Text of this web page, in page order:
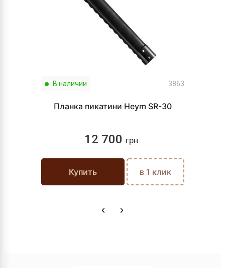
В наличии 3863
Планка пикатини Heym SR-30
12 700 грн
Купить в 1 клик